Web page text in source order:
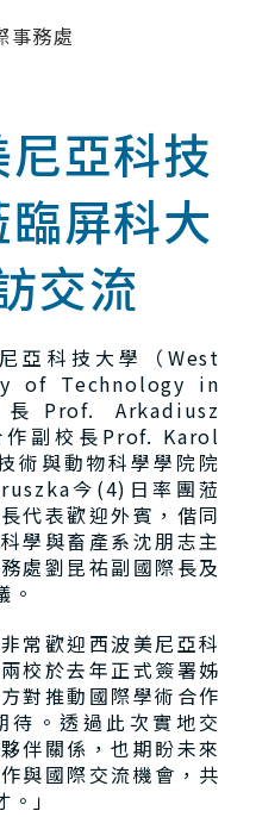
事務處
亞科技
屏科大
交流
亞科技大學（West
of Technology in
Prof. Arkadiusz
副校長Prof. Karol
術與動物科學學院院
今(4)日率團蒞
代表歡迎外賓，偕同
學與畜產系沈朋志主
處劉昆祐副國際長及
。
常歡迎西波美尼亞科
校於去年正式簽署姊
對推動國際學術合作
待。透過此次實地交
伴關係，也期盼未來
與國際交流機會，共
」